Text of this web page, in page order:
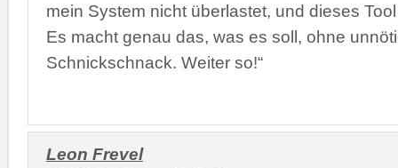
mein System nicht überlastet, und dieses
Es macht genau das, was es soll, ohne
Schnickschnack. Weiter so!“
Leon Frevel